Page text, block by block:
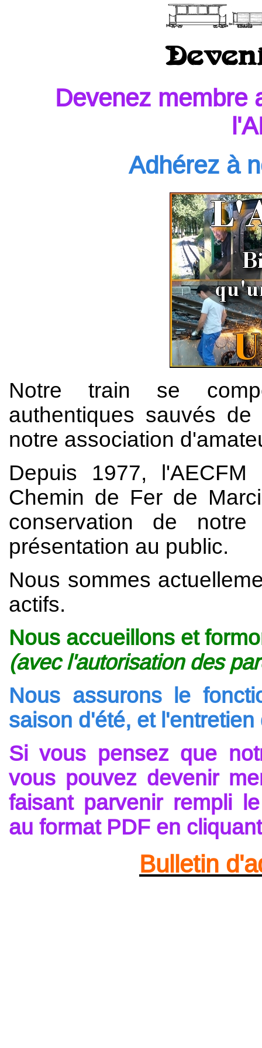
Devenez membre
Adhérez à
Notre train se
authentiques sauvés
notre association
Depuis 1977, l'AECFM
Chemin de Fer de
conservation de
présentation au public.
Nous sommes
actifs.
Nous accueillons et
(avec l'autorisation des
Nous assurons le
saison d'été, et
Si vous pensez que
vous pouvez devenir
faisant parvenir rempli
au format PDF en
Bulletin